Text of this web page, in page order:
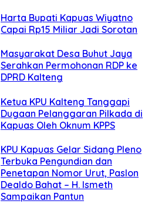
Harta Bupati Kapuas Wiyatno
Capai Rp15 Miliar Jadi Sorotan
Masyarakat Desa Buhut Jaya
Serahkan Permohonan RDP ke
DPRD Kalteng
Ketua KPU Kalteng Tanggapi
Dugaan Pelanggaran Pilkada di
Kapuas Oleh Oknum KPPS
KPU Kapuas Gelar Sidang Pleno
Terbuka Pengundian dan
Penetapan Nomor Urut, Paslon
Dealdo Bahat – H. Ismeth
Sampaikan Pantun